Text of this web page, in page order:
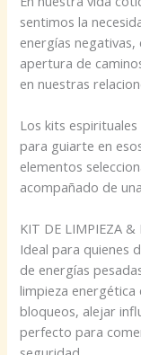
sentimos la
energías
apertura de
en nuestras
Los kits
para guiarte en
elementos
acompañado de
KIT DE LIMPIEZA &
Ideal para quienes
de energías
limpieza
bloqueos, alejar
perfecto para